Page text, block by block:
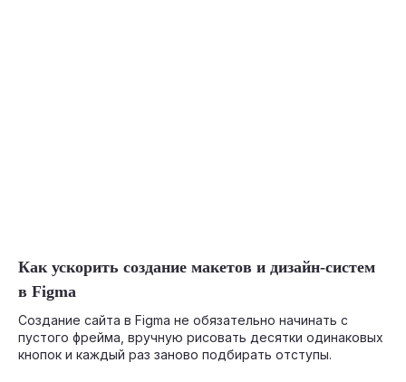
Как ускорить создание макетов и дизайн-систем
в Figma
Создание сайта в Figma не обязательно начинать с
пустого фрейма, вручную рисовать десятки одинаковых
кнопок и каждый раз заново подбирать отступы.